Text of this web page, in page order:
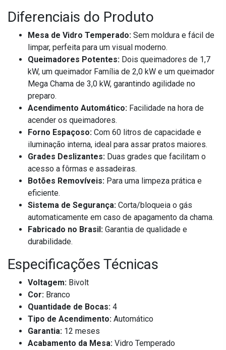
Diferenciais do Produto
Mesa de Vidro Temperado: Sem moldura e fácil de
limpar, perfeita para um visual moderno.
Queimadores Potentes: Dois queimadores de 1,7
kW, um queimador Família de 2,0 kW e um queimador
Mega Chama de 3,0 kW, garantindo agilidade no
preparo.
Acendimento Automático: Facilidade na hora de
acender os queimadores.
Forno Espaçoso: Com 60 litros de capacidade e
iluminação interna, ideal para assar pratos maiores.
Grades Deslizantes: Duas grades que facilitam o
acesso a fôrmas e assadeiras.
Botões Removíveis: Para uma limpeza prática e
eficiente.
Sistema de Segurança: Corta/bloqueia o gás
automaticamente em caso de apagamento da chama.
Fabricado no Brasil: Garantia de qualidade e
durabilidade.
Especificações Técnicas
Voltagem: Bivolt
Cor: Branco
Quantidade de Bocas: 4
Tipo de Acendimento: Automático
Garantia: 12 meses
Acabamento da Mesa: Vidro Temperado